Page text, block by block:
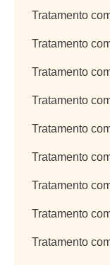
Tratamento
Tratamento
Tratamento
Tratamento
Tratamento
Tratamento
Tratamento
Tratamento
Tratamento